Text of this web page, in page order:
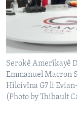
ÇAND Û HUNER
SERNIVÎS
SORANÎ
Learning English
FOLLOW US
Serokê Amerîkayê
Emmanuel Macron
Hilcivîna G7 li
(Photo by Thibault